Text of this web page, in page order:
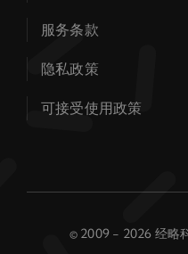
服务条款
隐私政策
可接受使用政策
© 2009 - 2026 经略